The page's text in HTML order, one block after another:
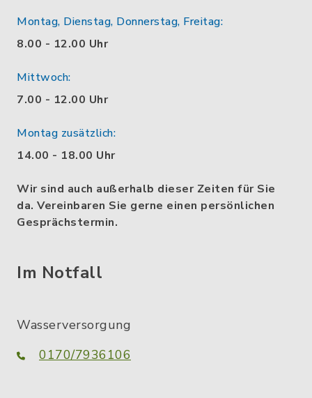
Montag, Dienstag, Donnerstag, Freitag:
8.00 - 12.00 Uhr
Mittwoch:
7.00 - 12.00 Uhr
Montag zusätzlich:
14.00 - 18.00 Uhr
Wir sind auch außerhalb dieser Zeiten für Sie
da. Vereinbaren Sie gerne einen persönlichen
Gesprächstermin.
Im Notfall
Wasserversorgung
0170/7936106